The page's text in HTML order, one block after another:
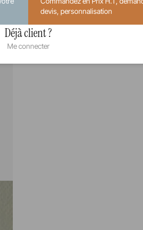
devis, personnalisation
Déjà client ?
Me connecter